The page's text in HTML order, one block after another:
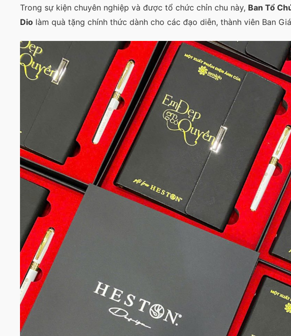
Trong sự kiện chuyên nghiệp và được tổ chức chỉn chu này, Ban Tổ
Dio làm quà tặng chính thức dành cho các đạo diễn, thành viên Ban